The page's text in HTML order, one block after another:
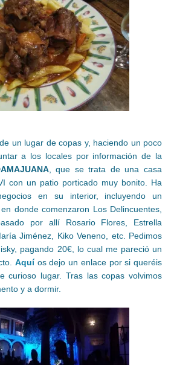
un lugar de copas y, haciendo un poco
a los locales por información de la
, que se trata de una casa
con un patio porticado muy bonito. Ha
en su interior, incluyendo un
donde comenzaron Los Delincuentes,
por allí Rosario Flores, Estrella
Jiménez, Kiko Veneno, etc. Pedimos
pagando 20€, lo cual me pareció un
Aquíos dejo un enlace por si queréis
curioso lugar. Tras las copas volvimos
y a dormir.